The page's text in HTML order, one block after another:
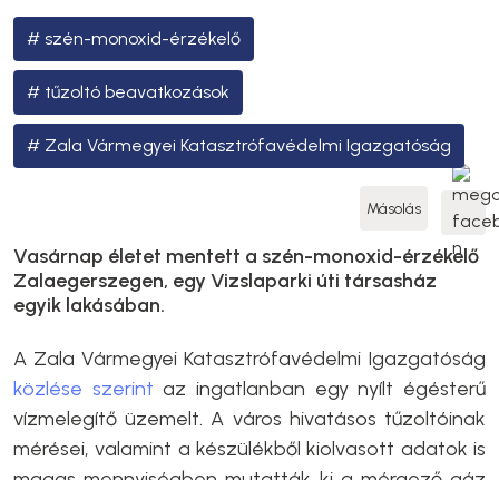
szén-monoxid-érzékelő
tűzoltó beavatkozások
Zala Vármegyei Katasztrófavédelmi Igazgatóság
Másolás
Vasárnap életet mentett a szén-monoxid-érzékelő
Zalaegerszegen, egy Vizslaparki úti társasház
egyik lakásában.
A Zala Vármegyei Katasztrófavédelmi Igazgatóság
közlése szerint az ingatlanban egy nyílt égésterű
vízmelegítő üzemelt. A város hivatásos tűzoltóinak
mérései, valamint a készülékből kiolvasott adatok is